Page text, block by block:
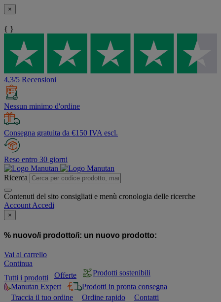
×
{ }
4,3/5 Recensioni
Nessun minimo d'ordine
Consegna gratuita da €150 IVA escl.
Reso entro 30 giorni
Ricerca
Contenuti del sito consigliati e menù cronologia delle ricerche
Account Accedi
×
% nuovo/i prodotto/i: un nuovo prodotto:
Vai al carrello
Continua
Tutti i prodotti
Offerte
Prodotti sostenibili
Manutan Expert
Prodotti in pronta consegna
Traccia il tuo ordine
Ordine rapido Contatti